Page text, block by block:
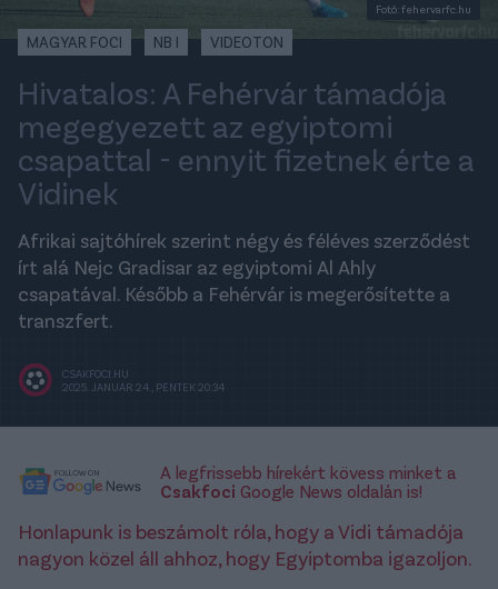
Fotó: fehervarfc.hu
MAGYAR FOCI NB I VIDEOTON
Hivatalos: A Fehérvár támadója
megegyezett az egyiptomi
csapattal - ennyit fizetnek érte a
Vidinek
Afrikai sajtóhírek szerint négy és féléves szerződést
írt alá Nejc Gradisar az egyiptomi Al Ahly
csapatával. Később a Fehérvár is megerősítette a
transzfert.
CSAKFOCI.HU
2025. JANUÁR 24., PÉNTEK 20:34
A legfrissebb hírekért kövess minket a
Csakfoci Google News oldalán is!
Honlapunk is beszámolt róla, hogy a Vidi támadója
nagyon közel áll ahhoz, hogy Egyiptomba igazoljon.